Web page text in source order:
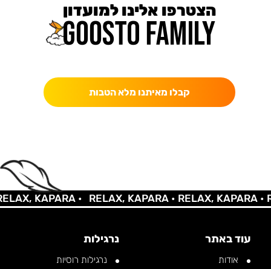
הצטרפו אלינו למועדון
קבלו מאיתנו מלא הטבות
KAPARA • RELAX, KAPARA •RELAX, KAPARA •
עוד באתר
אודות
נרגילות
נרגילות רוסיות